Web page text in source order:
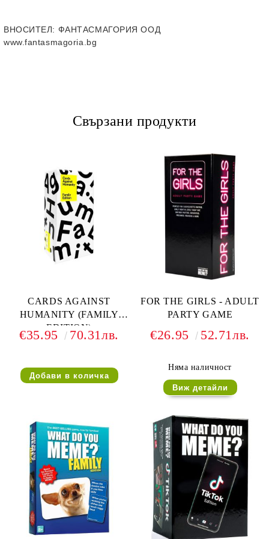
ВНОСИТЕЛ: ФАНТАСМАГОРИЯ ООД
www.fantasmagoria.bg
Свързани продукти
CARDS AGAINST
HUMANITY (FAMILY
EDITION)
€35.95 70.31лв.
FOR THE GIRLS - ADULT
PARTY GAME
€26.95 52.71лв.
Няма наличност
Виж детайли